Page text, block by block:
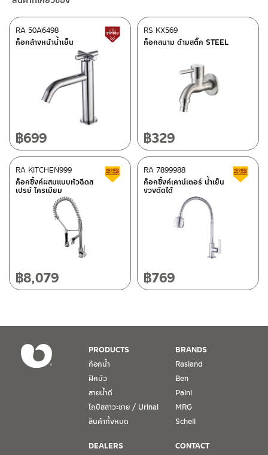
ยาว 15 ซม. สามารถถอดกระปุกออกมาเพื่อทิ้งสิ่งสกปรกตกค้าง หรือ
เก็บสิ่งของที่อาจจะตกอยู่ในถ้วยกระปุกได้ ทนทานต่อการกัดกร่อน และ
ป้องกันการเกิดสนิม
ถ้วย
ผลิตจาก ทองเหลือง
ยางวงกันซึม ระหว่างข้อต่อ
ซีลยาง PVC
ยาง anti flow back
ศูนย์บริการและอะไหล่ กรุงเทพฯ
662/61-62 ถนน พระราม3 แขวงบางโพงพาง เขตยานนาวา กรุงเทพฯ
โทร: 02-358-0080 / 080-075-8668 / 091-545-0556
ศูนย์บริการและอะไหล่ เชียงใหม่
118/33 โครงการอรสิริน ม.8 ต.สันปูเลย อ.ดอยสะเก็ด เชียงใหม่
โทร: 080-075-2626
วันจันทร์ – วันศุกร์ เวลา 8:30-17:30 น.
วันเสาร์ เวลา 8:30-15:00 น.
1. การรับประกัน จะต้องมีหลักฐานการซื้อ หรือ ใบเสร็จ โดยทางบริษัทฯ
ขอตรวจสอบโดยนับวันซื้อขายเป็นสำคัญ ทางบริษัทฯ ไม่สามารถให้
เงื่อนไขการรับประกันสินค้าได้ หากไม่มีเอกสารดังกล่าว
2. การรับประกันสินค้า จะรับประกันฉพาะสินค้าที่อยู่ในสภาพการใช้งาน
ปกติ หากมีตำหนิ ชำรุด ร้าว ตกพื้น หรือสภาพภายนอกอยู่ในสภาพที่ใช้
– Shopee
–Lazada
–ซื้อสินค้าชิ้นนี้บน Shopee>> คลิกที่นี่<<
ซื้อสินค้าชิ้นนี้บน Lazada
ติดต่อพนักงานขาย / Contact Sales Staff
โทร: 02-285-5795
@charnpaiboon.sales
ติดต่อ ชาญไพบูลย์ / Contact Us
ก็อกล้างหน้าน้ำเย็น
RA 50A6498 สินค้าปรับราคาลดลง
฿699
ก็อกสนาม ด้ามสติ๊ก STEEL
RS KX569
฿329
ก็อกซิ้งค์ผสมแบบหัวฉีดส
เปรย์ โครเมียม
RA KITCHEN999 สินค้าลดราคา เคลียร์สต็อก
฿8,079
ก็อกซิ้งค์เคาน์เตอร์ น้ำเย็น
งวงดัดได้
RA 7899988
฿769
PRODUCTS
ก๊อกน้ำ
ฝักบัว
สายน้ำดี
โถปัสสาวะชาย / Urinal
สินค้าทั้งหมด
BRANDS
Rasland
Ben
Paini
MRG
Schell
DEALERS
CONTACT